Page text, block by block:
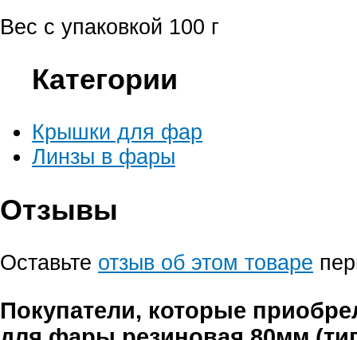
Вес с упаковкой 100 г
Категории
Крышки для фар
Линзы в фары
Отзывы
Оставьте отзыв об этом товаре
Покупатели, которые